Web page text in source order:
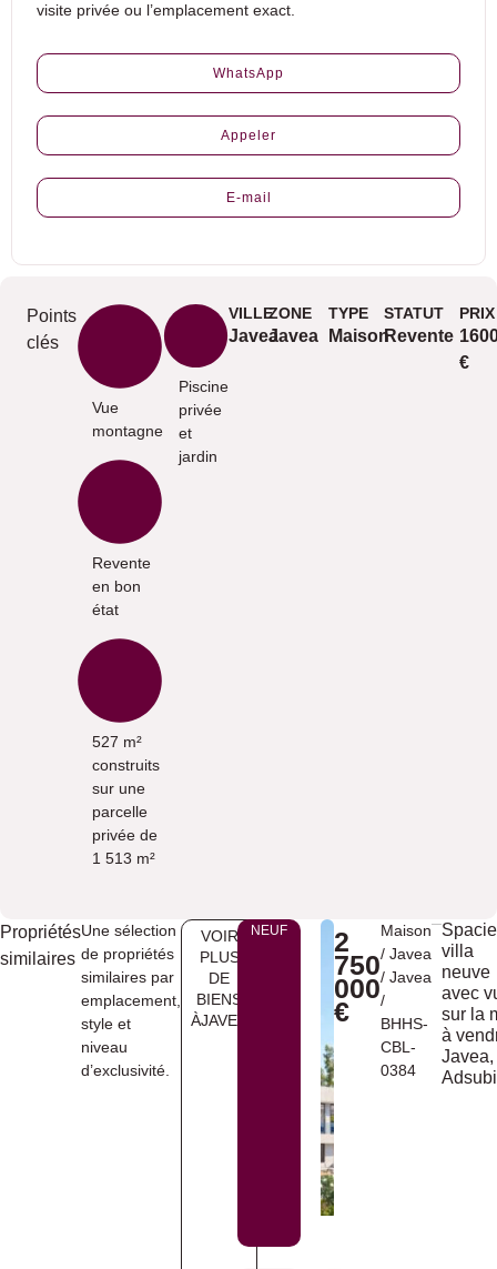
visite privée ou l’emplacement exact.
WhatsApp
Appeler
E-mail
Points
clés
Vue
montagne
Revente
en bon
état
527 m²
construits
sur une
parcelle
privée de
1 513 m²
Piscine
privée
et
jardin
VILLE
Javea
ZONE
Javea
TYPE
Maison
STATUT
Revente
PRIX
€
Propriétés
similaires
Une sélection
de propriétés
similaires par
emplacement,
style et
niveau
d’exclusivité.
VOIR
PLUS
DE
BIENS
ÀJAVEA
NEUF 2
750
000
€
Maison
/ Javea
/ Javea
/
BHHS-
CBL-
0384
villa
neuve
avec
sur la
à
Javea,